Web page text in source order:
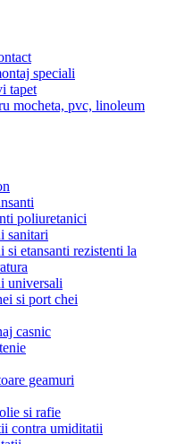
speciali
tapet
mocheta, pvc, linoleum
poliuretanici
sanitari
si etansanti rezistenti la
universali
si port chei
casnic
geamuri
si rafie
contra umiditatii